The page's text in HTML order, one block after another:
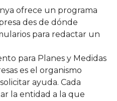
ofrece un programa
des de dónde
para redactar un
para Planes y Medidas
es el organismo
ayuda. Cada
la entidad a la que